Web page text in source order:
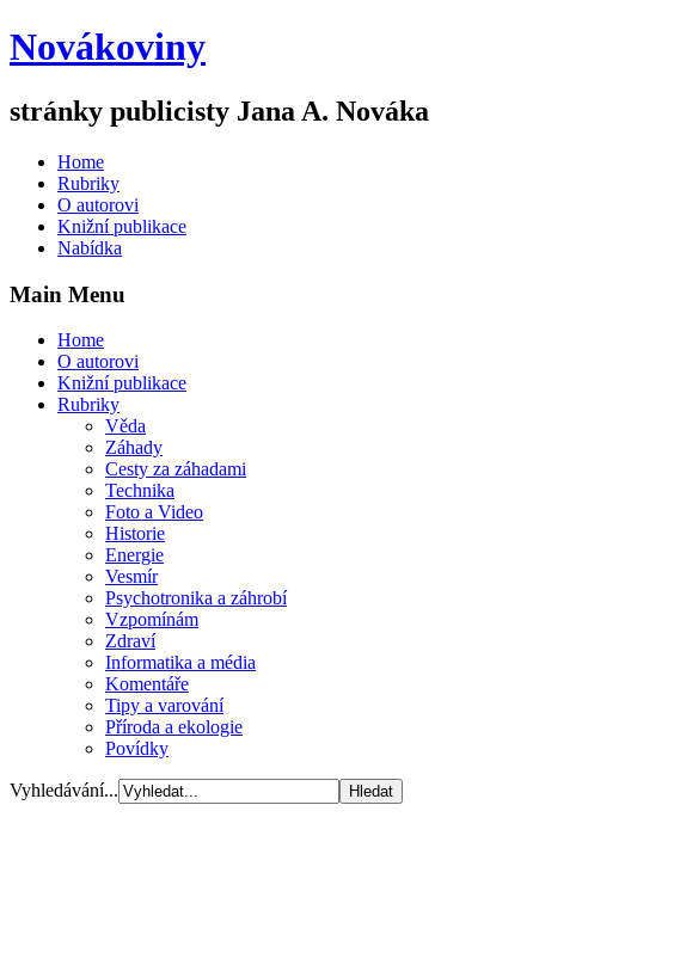
Novákoviny
stránky publicisty Jana A. Nováka
Home
Rubriky
O autorovi
Knižní publikace
Nabídka
Main Menu
Home
O autorovi
Knižní publikace
Rubriky
Věda
Záhady
Cesty za záhadami
Technika
Foto a Video
Historie
Energie
Vesmír
Psychotronika a záhrobí
Vzpomínám
Zdraví
Informatika a média
Komentáře
Tipy a varování
Příroda a ekologie
Povídky
Vyhledávání...